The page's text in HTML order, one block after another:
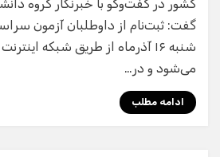
کشور در گفت‌وگو با خبرنگار گروه
شنبه ۱۶ آذرماه از طریق شبکه
می‌شود و در…
ادامه مطلب